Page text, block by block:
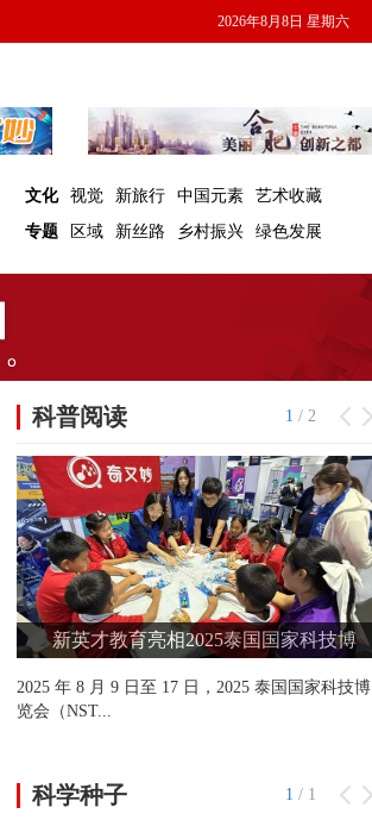
2026年8月8日 星期六
文化 视觉 新旅行 中国元素
艺术收藏
专题
区域 新丝路 乡村振兴 绿色发展
科普阅读
新英才教育亮相2025泰国国家科技博
览会，推动中泰科技创新与可持续发展教
育交流
2025 年 8 月 9 日至 17 日，2025 泰国国家科技博
览会（NST...
1 / 2
科学种子 1 / 1